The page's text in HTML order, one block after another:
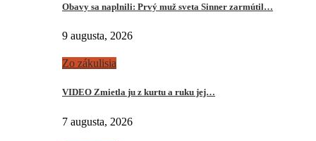
Obavy sa naplnili: Prvý muž sveta Sinner zarmútil…
9 augusta, 2026
Zo zákulisia
VIDEO Zmietla ju z kurtu a ruku jej…
7 augusta, 2026